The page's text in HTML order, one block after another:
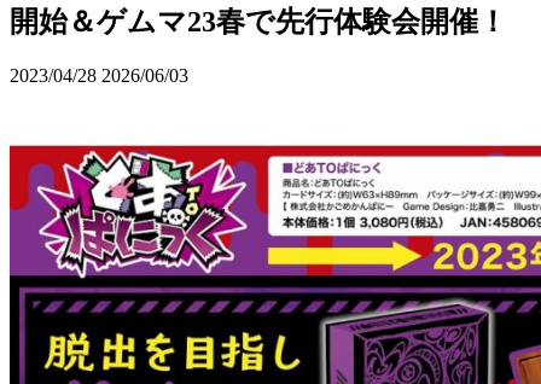
開始＆ゲムマ23春で先行体験会開催！
2023/04/28 2026/06/03